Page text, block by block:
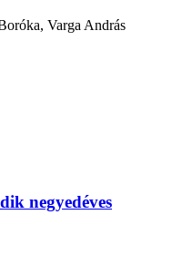
Varga András
negyedéves